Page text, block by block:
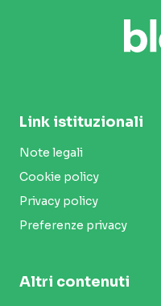
Link istituzionali
Note legali
Cookie policy
Privacy policy
Preferenze privacy
Altri contenuti